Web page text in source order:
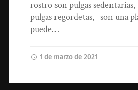
rostro son pulgas
pulgas regordetas, son una
puede…
1 de marzo de 2021